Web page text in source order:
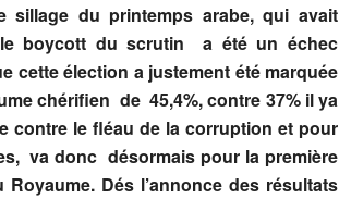
sillage du printemps arabe, qui avait
boycott du scrutin a été un échec
cette élection a justement été marquée
chérifien de 45,4%, contre 37% il ya
contre le fléau de la corruption et pour
va donc désormais pour la première
Dés l’annonce des résultats